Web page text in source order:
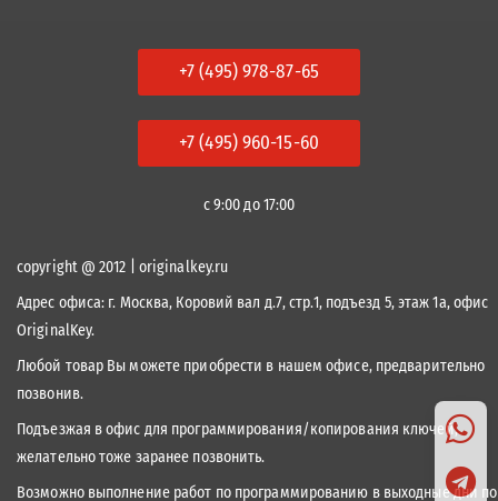
+7 (495) 978-87-65
+7 (495) 960-15-60
с 9:00 до 17:00
copyright @ 2012 | originalkey.ru
Адрес офиса: г. Москва, Коровий вал д.7, стр.1, подъезд 5, этаж 1а, офис
OriginalKey.
Любой товар Вы можете приобрести в нашем офисе, предварительно
позвонив.
Подъезжая в офис для программирования/копирования ключей,
желательно тоже заранее позвонить.
Возможно выполнение работ по программированию в выходные дни по